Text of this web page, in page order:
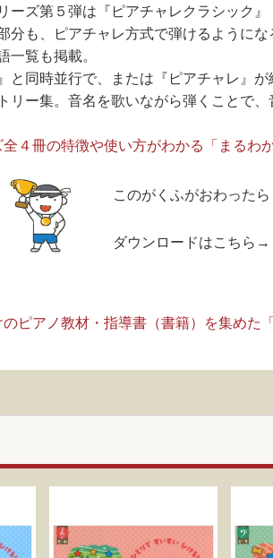
ーズ第５弾は『ピアチャレクラシック
分も、ピアチャレ方式で弾けるように
一覧も掲載。
同時並行で、または『ピアチャレ』
リー集。音名を歌いながら弾くことで
４冊の特徴や使い方がわかる「まるわ
このがくふがおわった
ダウンロードはこちら
ピアノ教材・指導書（書籍）を集めた